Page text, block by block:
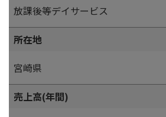
放課後等デイサービス
所在地
宮崎県
売上高(年間)